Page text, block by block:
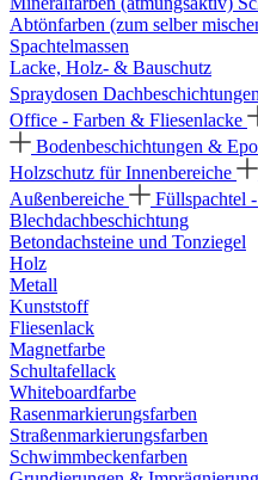
Abtönfarben (zum selber
Spachtelmassen
Lacke, Holz- & Bauschutz
Spraydosen Dachbeschichtungen
Office - Farben & Fliesenlacke
Bodenbeschichtungen &
Holzschutz für Innenbereiche
Außenbereiche
Füllspachtel
Blechdachbeschichtung
Betondachsteine und Tonziegel
Holz
Metall
Kunststoff
Fliesenlack
Magnetfarbe
Schultafellack
Whiteboardfarbe
Rasenmarkierungsfarben
Straßenmarkierungsfarben
Schwimmbeckenfarben